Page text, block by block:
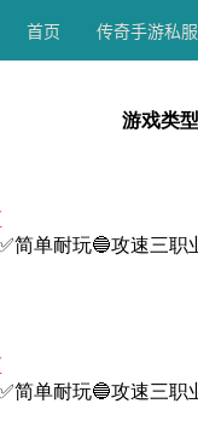
首页 传奇手游私服